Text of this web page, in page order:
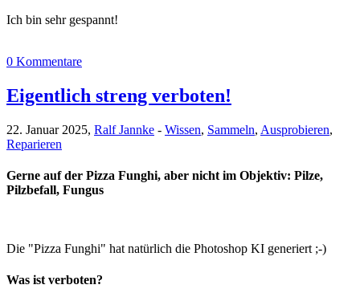
Ich bin sehr gespannt!
0 Kommentare
Eigentlich streng verboten!
22. Januar 2025, Ralf Jannke - Wissen, Sammeln, Ausprobieren,
Reparieren
Gerne auf der Pizza Funghi, aber nicht im Objektiv: Pilze,
Pilzbefall, Fungus
Die "Pizza Funghi" hat natürlich die Photoshop KI generiert ;-)
Was ist verboten?